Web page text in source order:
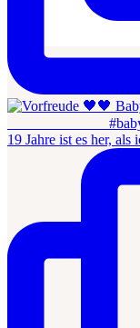
19 Jahre ist es her, als